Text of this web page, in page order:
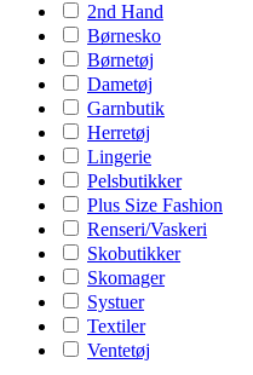
2nd Hand
Børnesko
Børnetøj
Dametøj
Garnbutik
Herretøj
Lingerie
Pelsbutikker
Plus Size Fashion
Renseri/Vaskeri
Skobutikker
Skomager
Systuer
Textiler
Ventetøj